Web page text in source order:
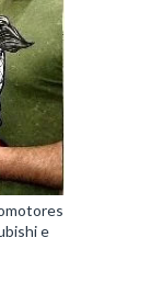
e